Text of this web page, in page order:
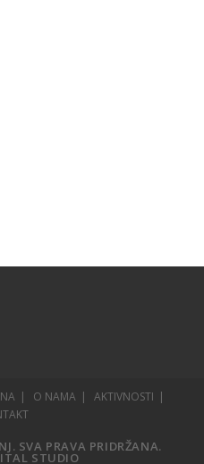
O NAMA
AKTIVNOSTI
SVA PRAVA PRIDRŽANA.
STUDIO